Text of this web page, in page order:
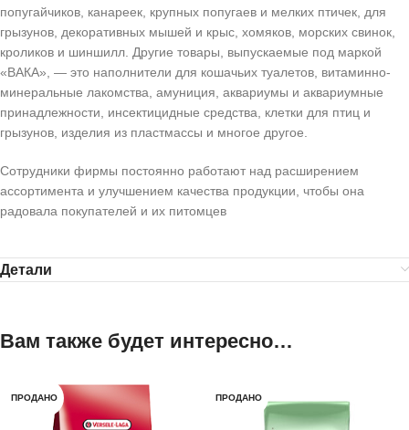
попугайчиков, канареек, крупных попугаев и мелких птичек, для
грызунов, декоративных мышей и крыс, хомяков, морских свинок,
кроликов и шиншилл. Другие товары, выпускаемые под маркой
«ВАКА», — это наполнители для кошачьих туалетов, витаминно-
минеральные лакомства, амуниция, аквариумы и аквариумные
принадлежности, инсектицидные средства, клетки для птиц и
грызунов, изделия из пластмассы и многое другое.
Сотрудники фирмы постоянно работают над расширением
ассортимента и улучшением качества продукции, чтобы она
радовала покупателей и их питомцев
Детали
Вам также будет интересно…
ПРОДАНО ПРОДАНО